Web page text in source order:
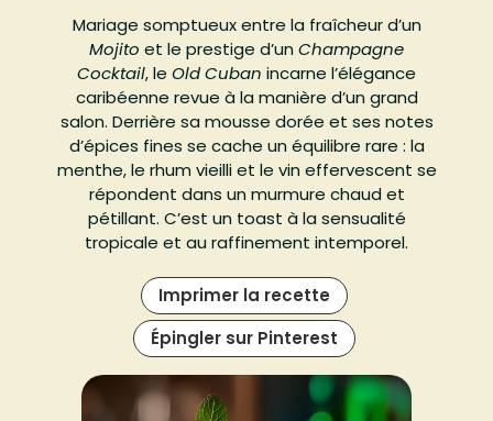
Mariage somptueux entre la fraîcheur d’un
Mojito et le prestige d’un Champagne
Cocktail, le Old Cuban incarne l’élégance
caribéenne revue à la manière d’un grand
salon. Derrière sa mousse dorée et ses notes
d’épices fines se cache un équilibre rare : la
menthe, le rhum vieilli et le vin effervescent se
répondent dans un murmure chaud et
pétillant. C’est un toast à la sensualité
tropicale et au raffinement intemporel.
Imprimer la recette
Épingler sur Pinterest